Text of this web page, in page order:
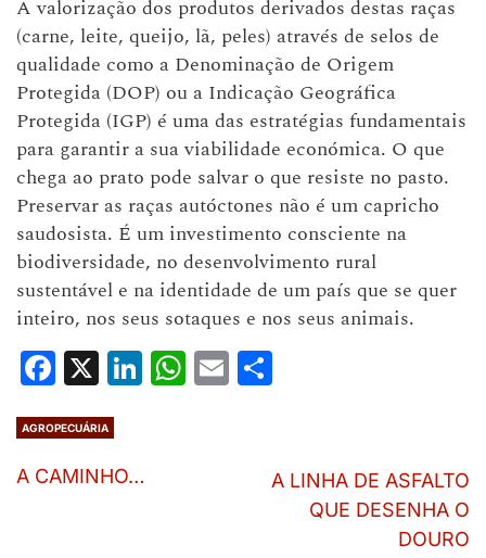
A valorização dos produtos derivados destas raças
(carne, leite, queijo, lã, peles) através de selos de
qualidade como a Denominação de Origem
Protegida (DOP) ou a Indicação Geográfica
Protegida (IGP) é uma das estratégias fundamentais
para garantir a sua viabilidade económica. O que
chega ao prato pode salvar o que resiste no pasto.
Preservar as raças autóctones não é um capricho
saudosista. É um investimento consciente na
biodiversidade, no desenvolvimento rural
sustentável e na identidade de um país que se quer
inteiro, nos seus sotaques e nos seus animais.
Facebook
X LinkedIn
WhatsApp
Email
AGROPECUÁRIA
A CAMINHO…
A LINHA DE ASFALTO
QUE DESENHA O
DOURO